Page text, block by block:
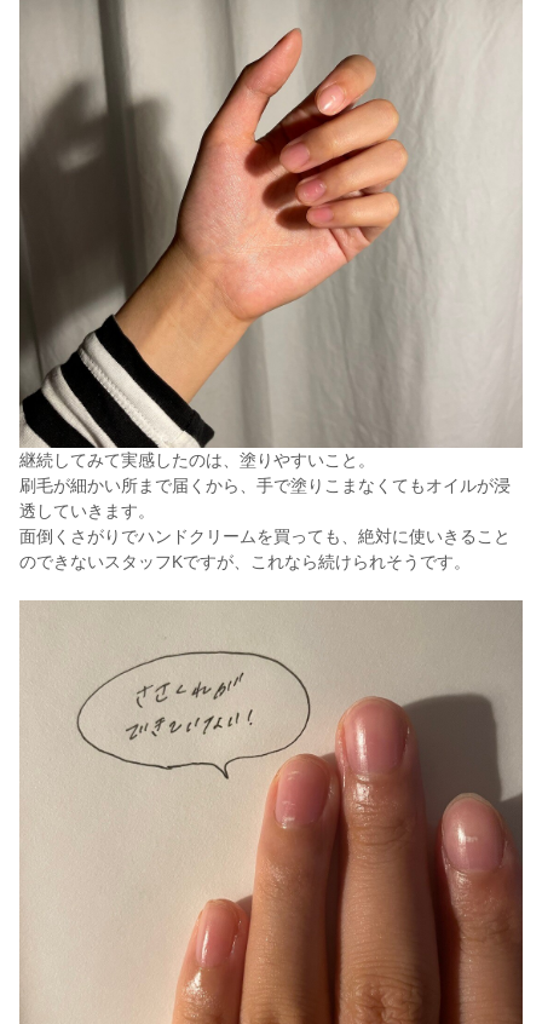
継続してみて実感したのは、塗りやすいこと。
刷毛が細かい所まで届くから、手で塗りこまなくてもオイルが浸
透していきます。
面倒くさがりでハンドクリームを買っても、絶対に使いきること
のできないスタッフKですが、これなら続けられそうです。